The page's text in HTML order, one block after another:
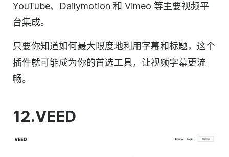
YouTube、Dailymotion 和 Vimeo 等主要视频平
台集成。
只要你知道如何最大限度地利用字幕和标题，这个
插件就可能成为你的首选工具，让视频字幕更流
畅。
12.VEED